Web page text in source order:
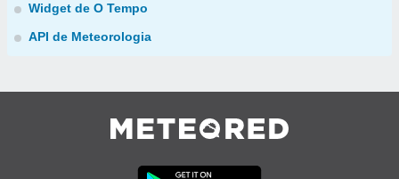
Widget de O Tempo
API de Meteorologia